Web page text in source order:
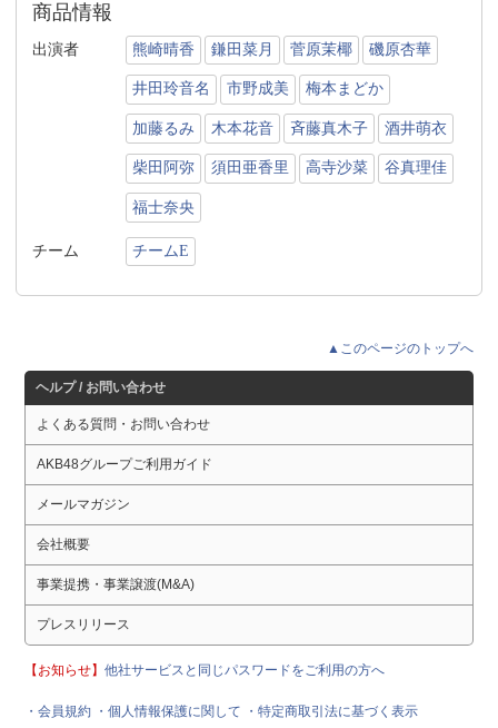
商品情報
出演者 熊崎晴香 鎌田菜月 菅原茉椰 磯原杏華
井田玲音名 市野成美 梅本まどか
加藤るみ 木本花音 斉藤真木子 酒井萌衣
柴田阿弥 須田亜香里 高寺沙菜 谷真理佳
福士奈央
チーム チームE
▲このページのトップへ
ヘルプ / お問い合わせ
よくある質問・お問い合わせ
AKB48グループご利用ガイド
メールマガジン
会社概要
事業提携・事業譲渡(M&A)
プレスリリース
【お知らせ】他社サービスと同じパスワードをご利用の方へ
・会員規約 ・個人情報保護に関して ・特定商取引法に基づく表示